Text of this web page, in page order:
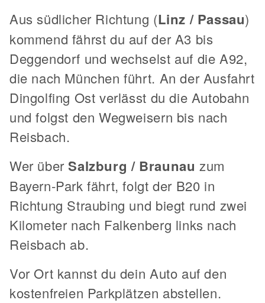
Aus südlicher Richtung (Linz / Passau)
kommend fährst du auf der A3 bis
Deggendorf und wechselst auf die A92,
die nach München führt. An der Ausfahrt
Dingolfing Ost verlässt du die Autobahn
und folgst den Wegweisern bis nach
Reisbach.
Wer über Salzburg / Braunau zum
Bayern-Park fährt, folgt der B20 in
Richtung Straubing und biegt rund zwei
Kilometer nach Falkenberg links nach
Reisbach ab.
Vor Ort kannst du dein Auto auf den
kostenfreien Parkplätzen abstellen.